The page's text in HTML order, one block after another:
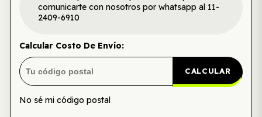
comunicarte con nosotros por whatsapp al 11-
2409-6910
Calcular Costo De Envío:
CALCULAR
No sé mi código postal